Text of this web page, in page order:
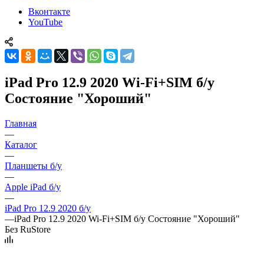
Вконтакте
YouTube
iPad Pro 12.9 2020 Wi-Fi+SIM б/у
Состояние "Хороший"
Главная
—
Каталог
—
Планшеты б/у
—
Apple iPad б/у
—
iPad Pro 12.9 2020 б/у
—iPad Pro 12.9 2020 Wi-Fi+SIM б/у Состояние "Хороший"
Без RuStore